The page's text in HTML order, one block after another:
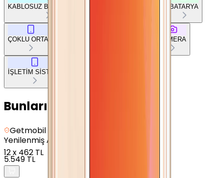
KABLOSUZ BAĞLANTILAR BATARYA
ÇOKLU ORTAM KAMERA
İŞLETİM SİSTEMİ
Bunları da Beğenebilirsin
Getmobil Güvencesi
YenilenmişApple iPhone 7 - 32 GB - Gümüş
12x 462 TL
5.549 TL